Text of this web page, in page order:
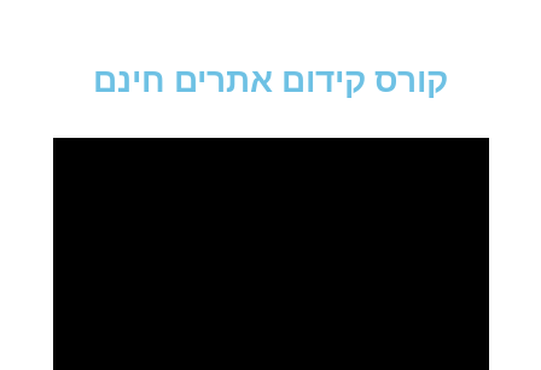
קורס קידום אתרים חינם